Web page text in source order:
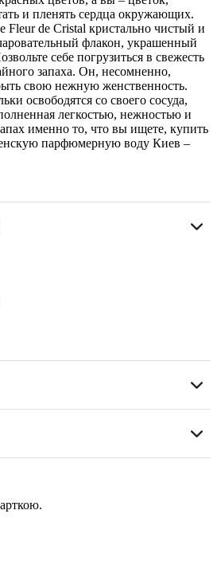
и пленять сердца окружающих.
de Cristal кристально чистый и
флакон, украшенный
себе погрузиться в свежесть
запаха. Он, несомненно,
свою нежную женственность.
освободятся со своего сосуда,
легкостью, нежностью и
именно то, что вы ищете, купить
парфюмерную воду Киев –